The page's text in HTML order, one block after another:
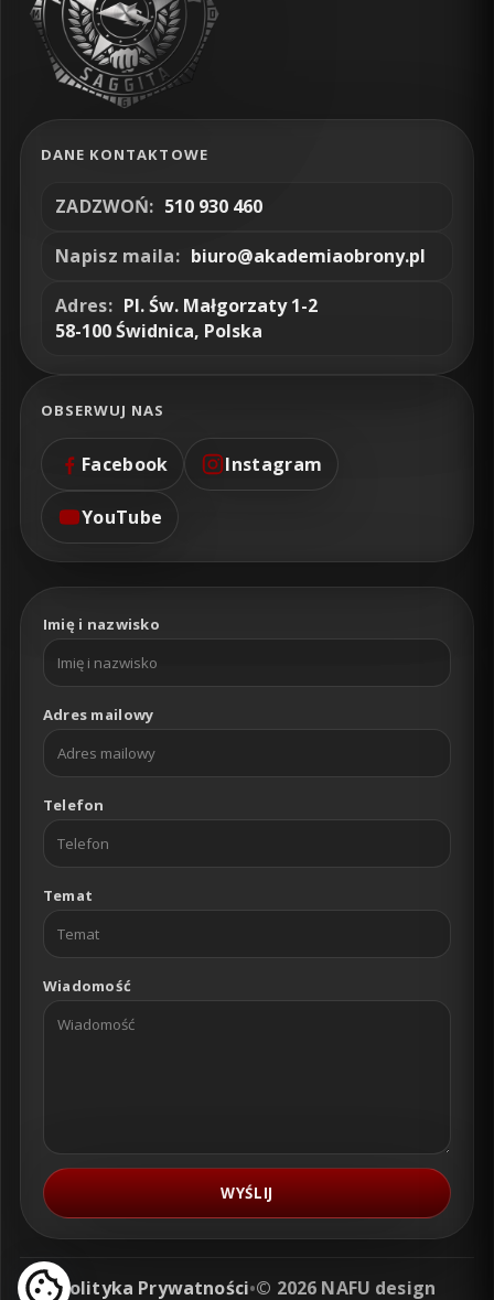
DANE KONTAKTOWE
ZADZWOŃ: 510 930 460
Napisz maila: biuro@akademiaobrony.pl
Adres: Pl. Św. Małgorzaty 1-2
58-100 Świdnica, Polska
OBSERWUJ NAS
Facebook Instagram
YouTube
Imię i nazwisko
Adres mailowy
Telefon
Temat
Wiadomość
WYŚLIJ
Polityka Prywatności•© 2026 NAFU design